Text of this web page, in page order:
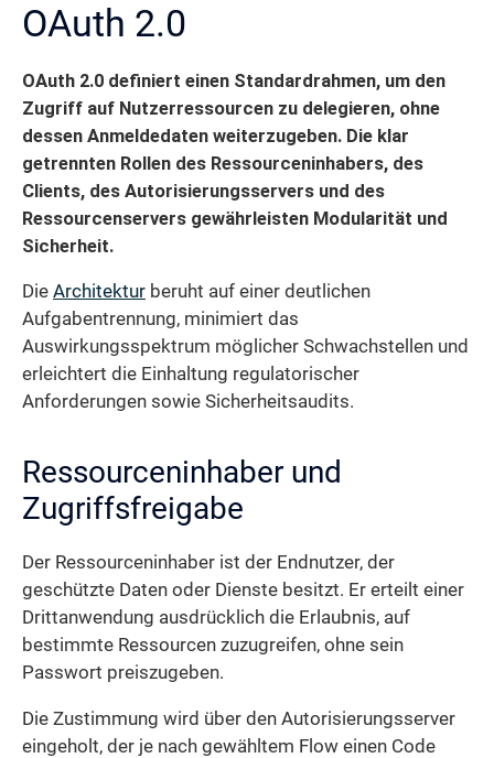
OAuth 2.0
OAuth 2.0 definiert einen Standardrahmen, um den
Zugriff auf Nutzerressourcen zu delegieren, ohne
dessen Anmeldedaten weiterzugeben. Die klar
getrennten Rollen des Ressourceninhabers, des
Clients, des Autorisierungsservers und des
Ressourcenservers gewährleisten Modularität und
Sicherheit.
Die Architektur beruht auf einer deutlichen
Aufgabentrennung, minimiert das
Auswirkungsspektrum möglicher Schwachstellen und
erleichtert die Einhaltung regulatorischer
Anforderungen sowie Sicherheits­audits.
Ressourceninhaber und
Zugriffsfreigabe
Der Ressourceninhaber ist der Endnutzer, der
geschützte Daten oder Dienste besitzt. Er erteilt einer
Dritt­anwendung ausdrücklich die Erlaubnis, auf
bestimmte Ressourcen zuzugreifen, ohne sein
Passwort preiszugeben.
Die Zustimmung wird über den Autorisierungsserver
eingeholt, der je nach gewähltem Flow einen Code